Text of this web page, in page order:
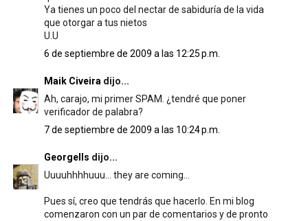
Ya tienes un poco del nectar de sabiduría de la vida
que otorgar a tus nietos
U.U
6 de septiembre de 2009 a las 12:25 p.m.
Maik Civeira dijo...
Ah, carajo, mi primer SPAM. ¿tendré que poner
verificador de palabra?
7 de septiembre de 2009 a las 10:24 p.m.
Georgells dijo...
Uuuuhhhhuuu... they are coming...
Pues sí, creo que tendrás que hacerlo. En mi blog
comenzaron con un par de comentarios y de pronto